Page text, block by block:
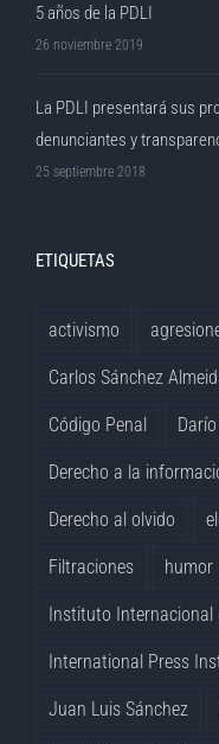
5 años de la PDLI
26 noviembre 2019
La PDLI presentará sus
denunciantes y
25 septiembre 2018
ETIQUETAS
activismo
Carlos Sánchez
Código Penal
Derecho a la
Derecho al olvido
Filtraciones humor
Instituto Internacional
International Press
Juan Luis Sánchez